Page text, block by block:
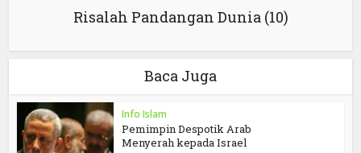
Risalah Pandangan Dunia (10)
Baca Juga
Info Islam
Pemimpin Despotik Arab
Menyerah kepada Israel